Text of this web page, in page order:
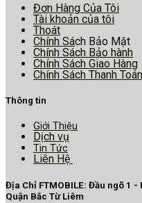
Đơn Hàng Của Tôi
Tài khoản của tôi
Thoát
Chính Sách Bảo Mật
Chính Sách Bảo hành
Chính Sách Giao Hàng
Chính Sách Thanh Toán
Thông tin
Giới Thiệu
Dịch vụ
Tin Tức
Liên Hệ
Địa Chỉ FTMOBILE: Đầu ngõ 1
Quận Bắc Từ Liêm